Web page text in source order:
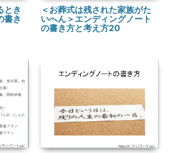
とき
書き
＜お葬式は残された家族がた
いへん＞エンディングノート
の書き方と考え方20